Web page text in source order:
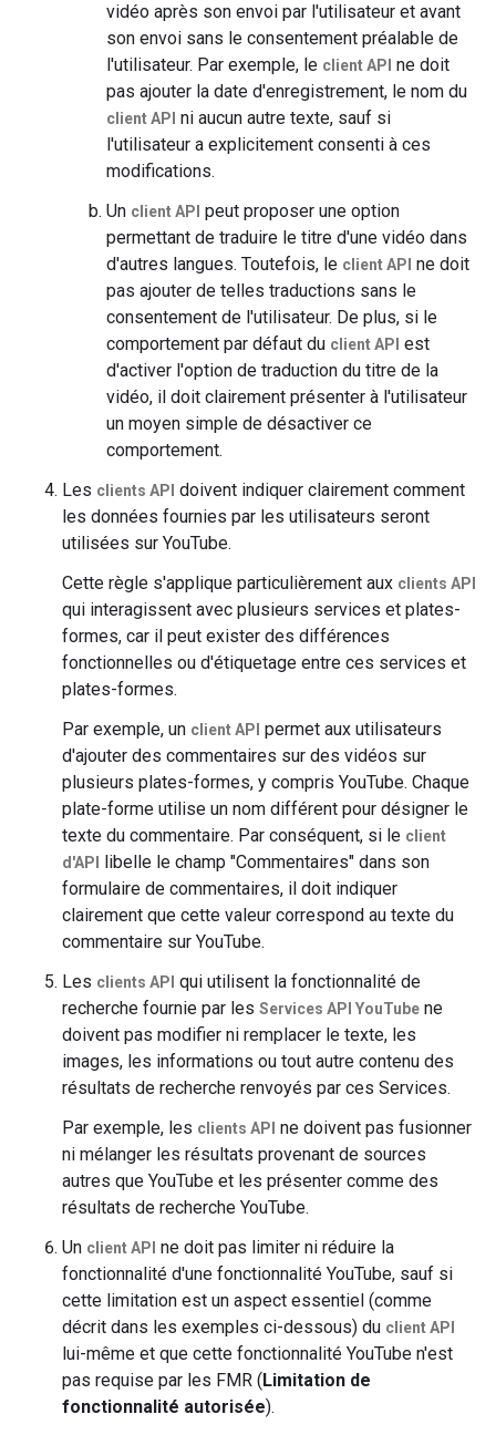
vidéo après son envoi par l'utilisateur et avant
son envoi sans le consentement préalable de
l'utilisateur. Par exemple, le client API ne doit
pas ajouter la date d'enregistrement, le nom du
client API ni aucun autre texte, sauf si
l'utilisateur a explicitement consenti à ces
modifications.
Un client API peut proposer une option
permettant de traduire le titre d'une vidéo dans
d'autres langues. Toutefois, le client API ne doit
pas ajouter de telles traductions sans le
consentement de l'utilisateur. De plus, si le
comportement par défaut du client API est
d'activer l'option de traduction du titre de la
vidéo, il doit clairement présenter à l'utilisateur
un moyen simple de désactiver ce
comportement.
Les clients API doivent indiquer clairement comment
les données fournies par les utilisateurs seront
utilisées sur YouTube.
Cette règle s'applique particulièrement aux clients API
qui interagissent avec plusieurs services et plates-
formes, car il peut exister des différences
fonctionnelles ou d'étiquetage entre ces services et
plates-formes.
Par exemple, un client API permet aux utilisateurs
d'ajouter des commentaires sur des vidéos sur
plusieurs plates-formes, y compris YouTube. Chaque
plate-forme utilise un nom différent pour désigner le
texte du commentaire. Par conséquent, si le client
d'API
libelle le champ "Commentaires" dans son
formulaire de commentaires, il doit indiquer
clairement que cette valeur correspond au texte du
commentaire sur YouTube.
Les clients API qui utilisent la fonctionnalité de
recherche fournie par les Services API YouTube ne
doivent pas modifier ni remplacer le texte, les
images, les informations ou tout autre contenu des
résultats de recherche renvoyés par ces Services.
Par exemple, les clients API ne doivent pas fusionner
ni mélanger les résultats provenant de sources
autres que YouTube et les présenter comme des
résultats de recherche YouTube.
Un client API ne doit pas limiter ni réduire la
fonctionnalité d'une fonctionnalité YouTube, sauf si
cette limitation est un aspect essentiel (comme
décrit dans les exemples ci-dessous) du client API
lui-même et que cette fonctionnalité YouTube n'est
pas requise par les FMR (Limitation de
fonctionnalité autorisée).